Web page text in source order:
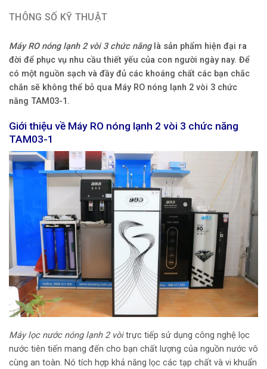
THÔNG SỐ KỸ THUẬT
Máy RO nóng lạnh 2 vòi 3 chức nănglà sản phẩm hiện đại ra
đời để phục vụ nhu cầu thiết yếu của con người ngày nay. Để
có một nguồn sạch và đầy đủ các khoáng chất các bạn chắc
chắn sẽ không thể bỏ qua Máy RO nóng lạnh 2 vòi 3 chức
năng TAM03-1.
Giới thiệu về Máy RO nóng lạnh 2 vòi 3 chức năng
TAM03-1
Máy lọc nước nóng lạnh 2 vòitrực tiếp sử dụng công nghệ lọc
nước tiên tiến mang đến cho bạn chất lượng của nguồn nước vô
cùng an toàn. Nó tích hợp khả năng lọc các tạp chất và vi khuẩn